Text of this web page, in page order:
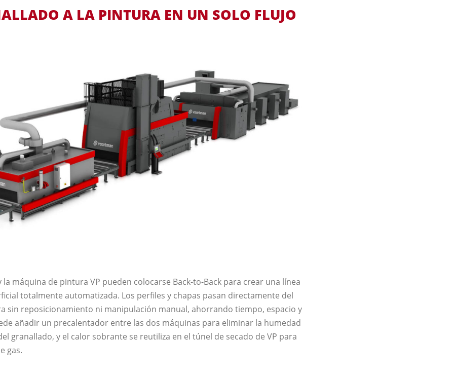
A LA PINTURA EN UN SOLO FLUJO
la máquina de pintura VP pueden colocarse Back-to-Back para crear una línea
totalmente automatizada. Los perfiles y chapas pasan directamente del
sin reposicionamiento ni manipulación manual, ahorrando tiempo, espacio y
añadir un precalentador entre las dos máquinas para eliminar la humedad
granallado, y el calor sobrante se reutiliza en el túnel de secado de VP para
gas.